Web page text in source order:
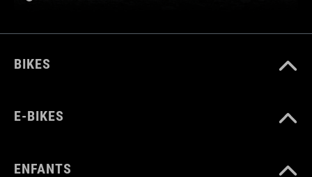
BIKES
E-BIKES
ENFANTS